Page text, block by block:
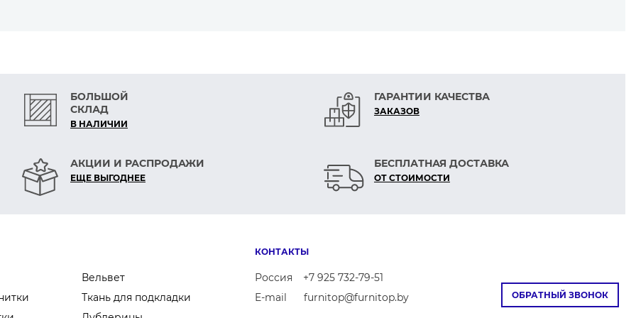
нитки в соответствии с дизайном вышивки.
Чем толще и твёрже материал, тем больше должен быть диаметр иглы.
БОЛЬШОЙ
СКЛАД
В НАЛИЧИИ
ГАРАНТИИ КАЧЕСТВА
ЗАКАЗОВ
АКЦИИ И РАСПРОДАЖИ
ЕЩЕ ВЫГОДНЕЕ
БЕСПЛАТНАЯ ДОСТАВКА
ОТ СТОИМОСТИ
Вельвет
Ткань для подкладки
ОБРАТНЫЙ ЗВОНОК
КОНТАКТЫ
Россия
+7 925 732-79-51
E-mail
furnitop@furnitop.by